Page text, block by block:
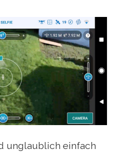
unglaublich einfach